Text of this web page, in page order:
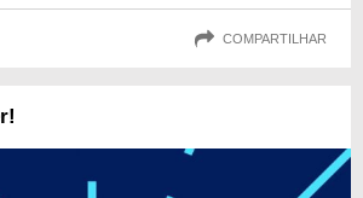
COMPARTILHAR